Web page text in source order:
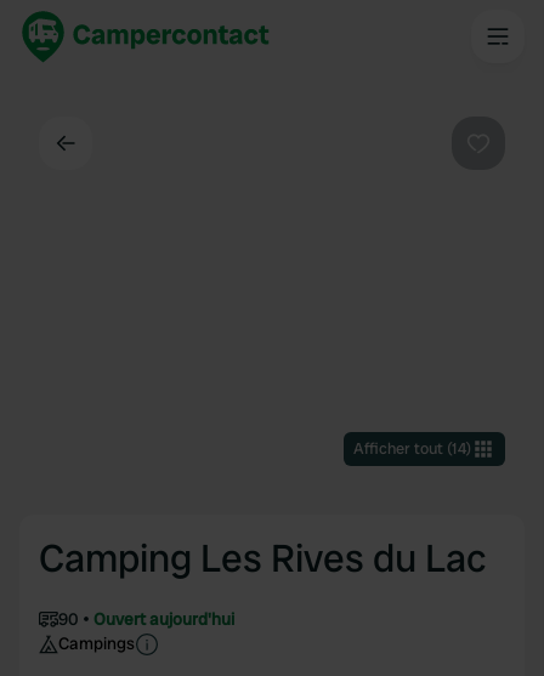
Afficher tout(14)
Camping Les Rives du Lac
90
Ouvert aujourd'hui
Campings